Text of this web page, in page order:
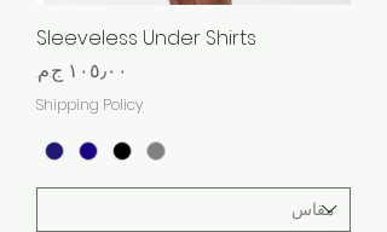
Sleeveless Under Shirts
السعر
Shipping Policy